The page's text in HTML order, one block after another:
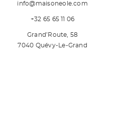
info@maisoneole.com
+32 65 65 11 06
Grand’Route, 58
7040 Quévy-Le-Grand